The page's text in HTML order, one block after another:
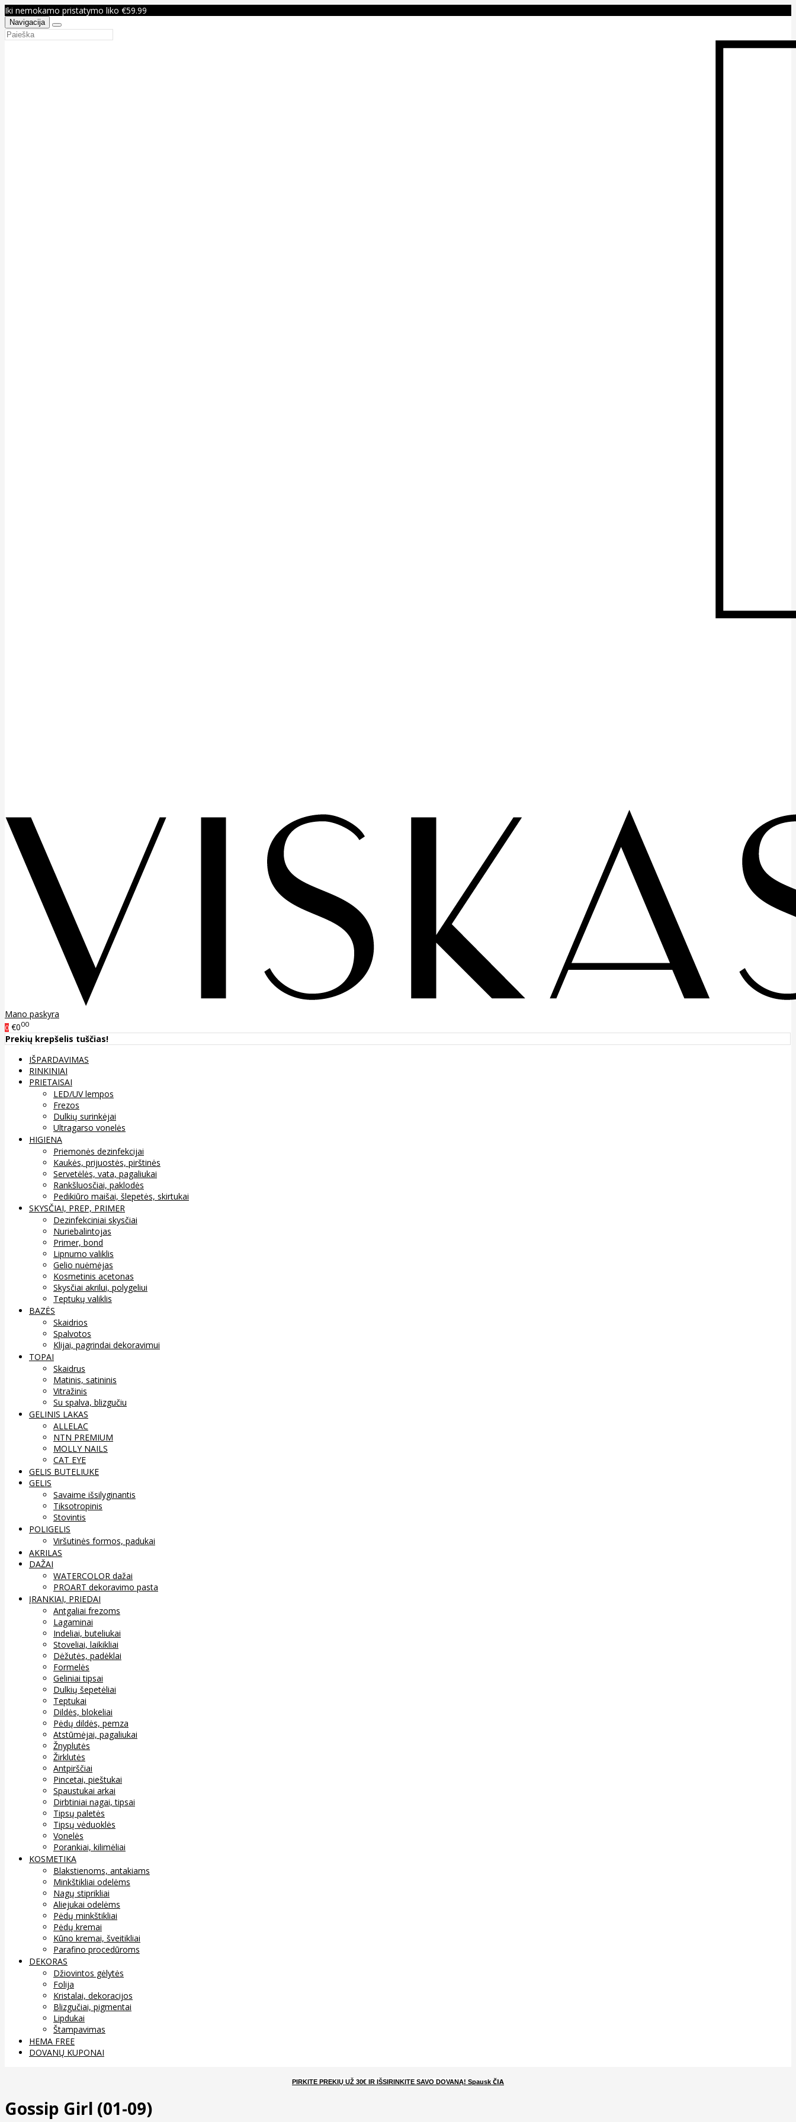
Iki nemokamo pristatymo liko €59.99
Navigacija
Mano paskyra
0 €000
Prekių krepšelis tuščias!
IŠPARDAVIMAS
RINKINIAI
PRIETAISAI
LED/UV lempos
Frezos
Dulkių surinkėjai
Ultragarso vonelės
HIGIENA
Priemonės dezinfekcijai
Kaukės, prijuostės, pirštinės
Servetėlės, vata, pagaliukai
Rankšluosčiai, paklodės
Pedikiūro maišai, šlepetės, skirtukai
SKYSČIAI, PREP, PRIMER
Dezinfekciniai skysčiai
Nuriebalintojas
Primer, bond
Lipnumo valiklis
Gelio nuėmėjas
Kosmetinis acetonas
Skysčiai akrilui, polygeliui
Teptukų valiklis
BAZĖS
Skaidrios
Spalvotos
Klijai, pagrindai dekoravimui
TOPAI
Skaidrus
Matinis, satininis
Vitražinis
Su spalva, blizgučiu
GELINIS LAKAS
ALLELAC
NTN PREMIUM
MOLLY NAILS
CAT EYE
GELIS BUTELIUKE
GELIS
Savaime išsilyginantis
Tiksotropinis
Stovintis
POLIGELIS
Viršutinės formos, padukai
AKRILAS
DAŽAI
WATERCOLOR dažai
PROART dekoravimo pasta
ĮRANKIAI, PRIEDAI
Antgaliai frezoms
Lagaminai
Indeliai, buteliukai
Stoveliai, laikikliai
Dėžutės, padėklai
Formelės
Geliniai tipsai
Dulkių šepetėliai
Teptukai
Dildės, blokeliai
Pėdų dildės, pemza
Atstūmėjai, pagaliukai
Žnyplutės
Žirklutės
Antpirščiai
Pincetai, pieštukai
Spaustukai arkai
Dirbtiniai nagai, tipsai
Tipsų paletės
Tipsų vėduoklės
Vonelės
Porankiai, kilimėliai
KOSMETIKA
Blakstienoms, antakiams
Minkštikliai odelėms
Nagų stiprikliai
Aliejukai odelėms
Pėdų minkštikliai
Pėdų kremai
Kūno kremai, šveitikliai
Parafino procedūroms
DEKORAS
Džiovintos gėlytės
Folija
Kristalai, dekoracijos
Blizgučiai, pigmentai
Lipdukai
Štampavimas
HEMA FREE
DOVANŲ KUPONAI
PIRKITE PREKIŲ UŽ 30€ IR IŠSIRINKITE SAVO DOVANĄ! Spausk ČIA
Gossip Girl (01-09)